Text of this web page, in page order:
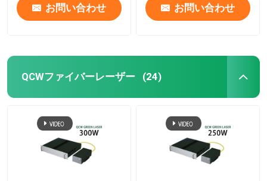
お問い合わせ お問い合わせ
QCWファイバーレーザー (24)